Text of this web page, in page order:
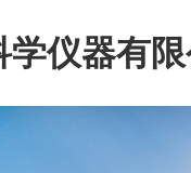
学仪器有